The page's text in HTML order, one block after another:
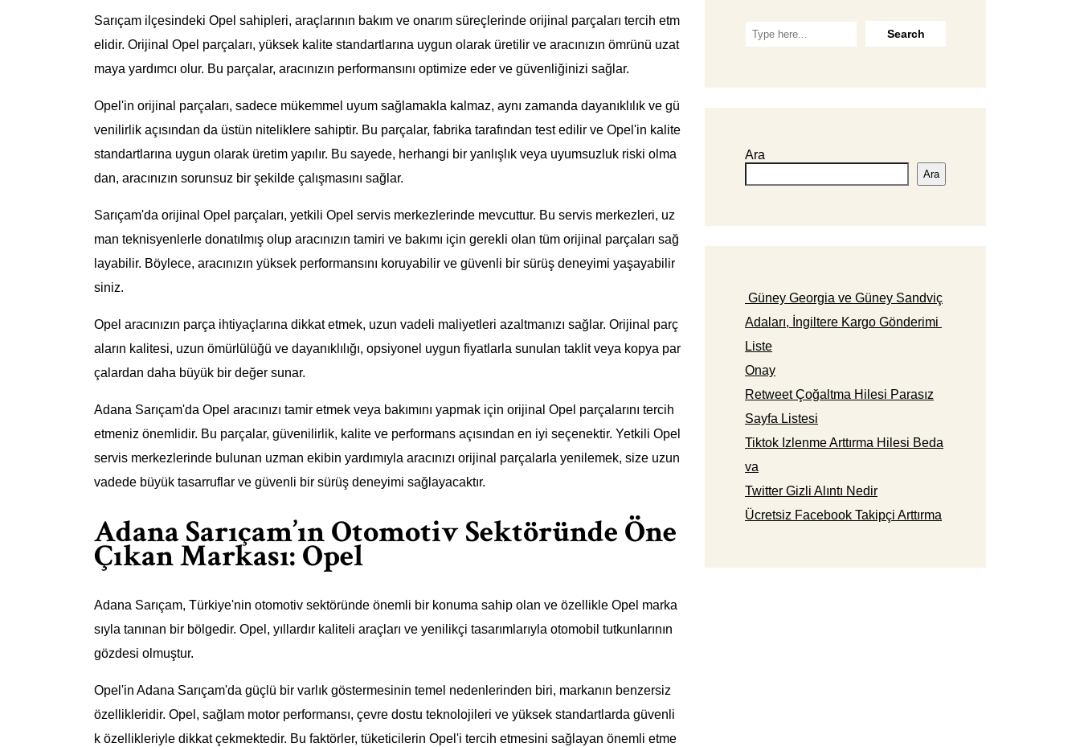
Sarıçam ilçesindeki Opel sahipleri, araçlarının bakım ve onarım süreçlerinde orijinal parçaları tercih etm
elidir. Orijinal Opel parçaları, yüksek kalite standartlarına uygun olarak üretilir ve aracınızın ömrünü uzat
maya yardımcı olur. Bu parçalar, aracınızın performansını optimize eder ve güvenliğinizi sağlar.
Opel'in orijinal parçaları, sadece mükemmel uyum sağlamakla kalmaz, aynı zamanda dayanıklılık ve gü
venilirlik açısından da üstün niteliklere sahiptir. Bu parçalar, fabrika tarafından test edilir ve Opel'in kalite
standartlarına uygun olarak üretim yapılır. Bu sayede, herhangi bir yanlışlık veya uyumsuzluk riski olma
dan, aracınızın sorunsuz bir şekilde çalışmasını sağlar.
Sarıçam'da orijinal Opel parçaları, yetkili Opel servis merkezlerinde mevcuttur. Bu servis merkezleri, uz
man teknisyenlerle donatılmış olup aracınızın tamiri ve bakımı için gerekli olan tüm orijinal parçaları sağ
layabilir. Böylece, aracınızın yüksek performansını koruyabilir ve güvenli bir sürüş deneyimi yaşayabilir
siniz.
Opel aracınızın parça ihtiyaçlarına dikkat etmek, uzun vadeli maliyetleri azaltmanızı sağlar. Orijinal parç
aların kalitesi, uzun ömürlülüğü ve dayanıklılığı, opsiyonel uygun fiyatlarla sunulan taklit veya kopya par
çalardan daha büyük bir değer sunar.
Adana Sarıçam'da Opel aracınızı tamir etmek veya bakımını yapmak için orijinal Opel parçalarını tercih
etmeniz önemlidir. Bu parçalar, güvenilirlik, kalite ve performans açısından en iyi seçenektir. Yetkili Opel
servis merkezlerinde bulunan uzman ekibin yardımıyla aracınızı orijinal parçalarla yenilemek, size uzun
vadede büyük tasarruflar ve güvenli bir sürüş deneyimi sağlayacaktır.
Adana Sarıçam’ın Otomotiv Sektöründe Öne
Çıkan Markası: Opel
Adana Sarıçam, Türkiye'nin otomotiv sektöründe önemli bir konuma sahip olan ve özellikle Opel marka
sıyla tanınan bir bölgedir. Opel, yıllardır kaliteli araçları ve yenilikçi tasarımlarıyla otomobil tutkunlarının
gözdesi olmuştur.
Opel'in Adana Sarıçam'da güçlü bir varlık göstermesinin temel nedenlerinden biri, markanın benzersiz
özellikleridir. Opel, sağlam motor performansı, çevre dostu teknolojileri ve yüksek standartlarda güvenli
k özellikleriyle dikkat çekmektedir. Bu faktörler, tüketicilerin Opel'i tercih etmesini sağlayan önemli etme
Ara
Ara
Güney Georgia ve Güney Sandviç
Adaları, İngiltere Kargo Gönderimi
Liste
Onay
Retweet Çoğaltma Hilesi Parasız
Sayfa Listesi
Tiktok Izlenme Arttırma Hilesi Beda
va
Twitter Gizli Alıntı Nedir
Ücretsiz Facebook Takipçi Arttırma